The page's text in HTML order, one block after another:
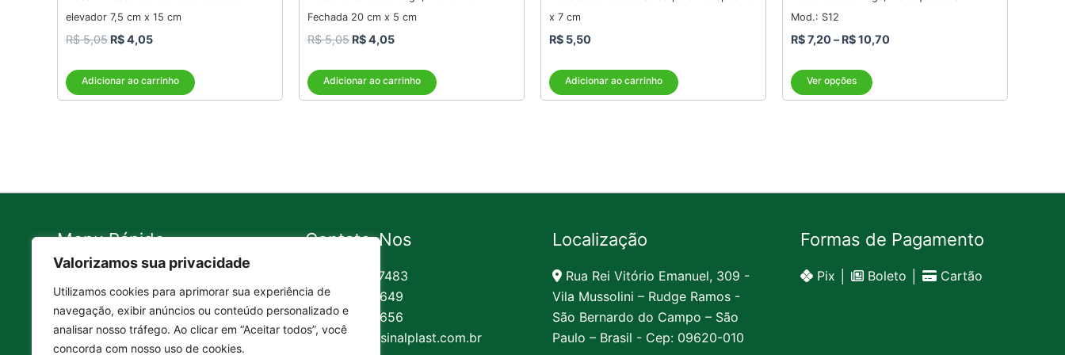
Valorizamos sua privacidade
Utilizamos cookies para aprimorar sua experiência de
navegação, exibir anúncios ou conteúdo personalizado e
analisar nosso tráfego. Ao clicar em “Aceitar todos”, você
concorda com nosso uso de cookies.
elevador 7,5 cm x 15 cm
R$5,05 R$4,05
Adicionar ao carrinho
Fechada 20 cm x 5 cm
R$5,05 R$4,05
Adicionar ao carrinho
x 7 cm
R$ 5,50
Adicionar ao carrinho
Mod.: S12
R$7,20– R$10,70
Ver opções
produto
Menu Rápido
A Empresa
Política de Troca e Devolução
Política de Privacidade
Contate-Nos
11 99991-7483
11 4362-1649
11 4362-1656
contato@sinalplast.com.br
Localização
Rua Rei Vitório Emanuel, 309 -
Vila Mussolini – Rudge Ramos -
São Bernardo do Campo – São
Paulo – Brasil - Cep: 09620-010
Formas de Pagamento
Pix │ Boleto │ Cartão